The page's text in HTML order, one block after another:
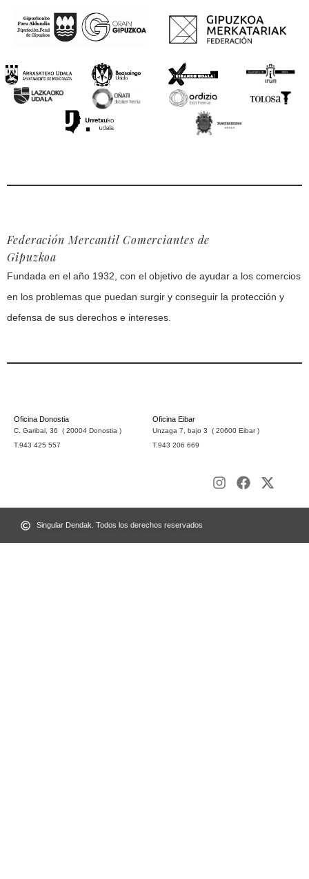
Federación Mercantil Comerciantes de
Gipuzkoa
Fundada en el año 1932, con el objetivo de ayudar a los comercios
en los problemas que puedan surgir y conseguir la protección y
defensa de sus derechos e intereses.
Oficina Donostia
C. Garibai, 36 ( 20004 Donostia )
T.943 425 557
Oficina Eibar
Unzaga 7, bajo 3 ( 20600 Eibar )
T.943 206 669
Singular Dendak. Todos los derechos reservados